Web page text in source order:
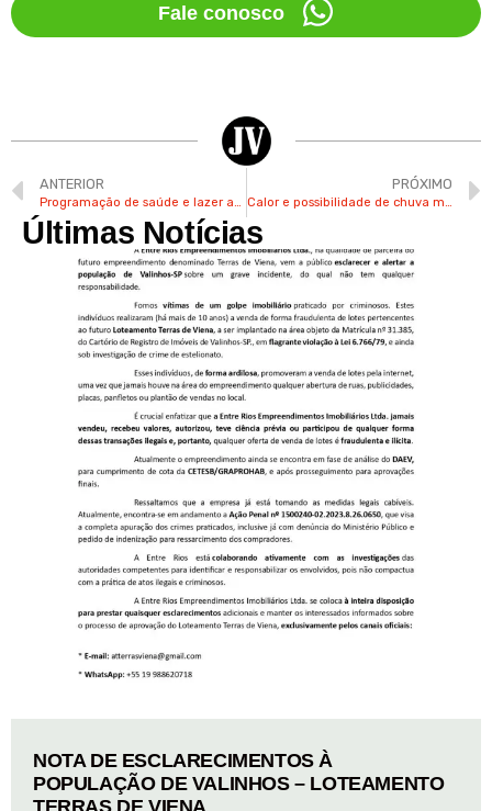
Fale conosco
ANTERIOR PRÓXIMO
Últimas Notícias
NOTA DE ESCLARECIMENTOS À
POPULAÇÃO DE VALINHOS – LOTEAMENTO
TERRAS DE VIENA